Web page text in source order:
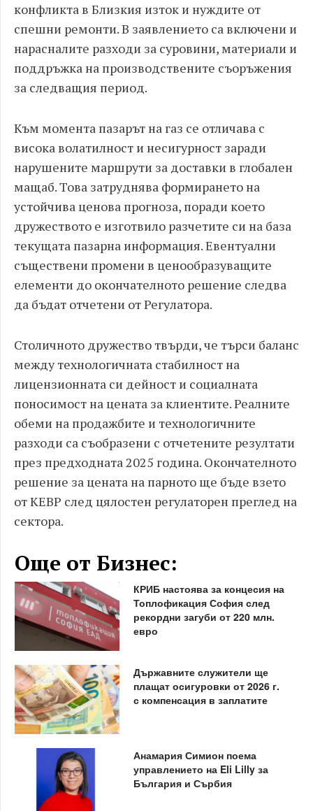
конфликта в Близкия изток и нуждите от
спешни ремонти. В заявлението са включени и
нарасналите разходи за суровини, материали и
поддръжка на производствените съоръжения
за следващия период.
Към момента пазарът на газ се отличава с
висока волатилност и несигурност заради
нарушените маршрути за доставки в глобален
мащаб. Това затруднява формирането на
устойчива ценова прогноза, поради което
дружеството е изготвило разчетите си на база
текущата пазарна информация. Евентуални
съществени промени в ценообразуващите
елементи до окончателното решение следва
да бъдат отчетени от Регулатора.
Столичното дружество твърди, че търси баланс
между технологичната стабилност на
лицензионната си дейност и социалната
поносимост на цената за клиентите. Реалните
обеми на продажбите и технологичните
разходи са съобразени с отчетените резултати
през предходната 2025 година. Окончателното
решение за цената на парното ще бъде взето
от КЕВР след цялостен регулаторен преглед на
сектора.
Още от Бизнес:
КРИБ настоява за концесия на
Топлофикация София след
рекордни загуби от 220 млн.
евро
Държавните служители ще
плащат осигуровки от 2026 г.
с компенсация в заплатите
Анамария Симион поема
управлението на Eli Lilly за
България и Сърбия